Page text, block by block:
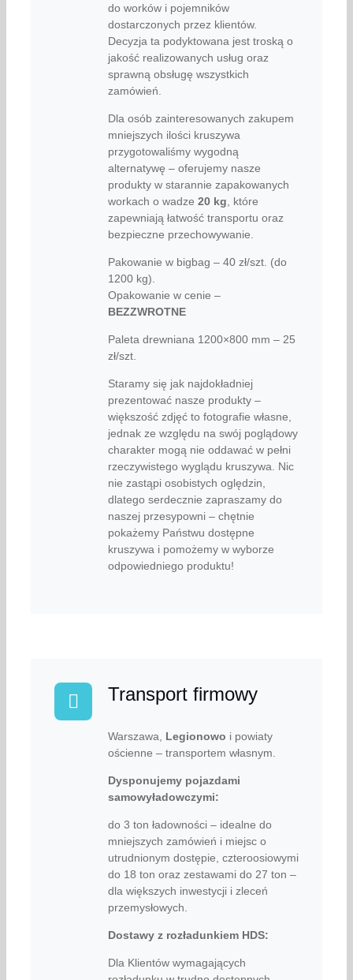
do worków i pojemników
dostarczonych przez klientów.
Decyzja ta podyktowana jest troską o
jakość realizowanych usług oraz
sprawną obsługę wszystkich
zamówień.
Dla osób zainteresowanych zakupem
mniejszych ilości kruszywa
przygotowaliśmy wygodną
alternatywę – oferujemy nasze
produkty w starannie zapakowanych
workach o wadze 20 kg, które
zapewniają łatwość transportu oraz
bezpieczne przechowywanie.
Pakowanie w bigbag – 40 zł/szt. (do
1200 kg).
Opakowanie w cenie –
BEZZWROTNE
Paleta drewniana 1200×800 mm – 25
zł/szt.
Staramy się jak najdokładniej
prezentować nasze produkty –
większość zdjęć to fotografie własne,
jednak ze względu na swój poglądowy
charakter mogą nie oddawać w pełni
rzeczywistego wyglądu kruszywa. Nic
nie zastąpi osobistych oględzin,
dlatego serdecznie zapraszamy do
naszej przesypowni – chętnie
pokażemy Państwu dostępne
kruszywa i pomożemy w wyborze
odpowiedniego produktu!
Transport firmowy
Warszawa, Legionowo i powiaty
ościenne – transportem własnym.
Dysponujemy pojazdami
samowyładowczymi:
do 3 ton ładowności – idealne do
mniejszych zamówień i miejsc o
utrudnionym dostępie, czteroosiowymi
do 18 ton oraz zestawami do 27 ton –
dla większych inwestycji i zleceń
przemysłowych.
Dostawy z rozładunkiem HDS:
Dla Klientów wymagających